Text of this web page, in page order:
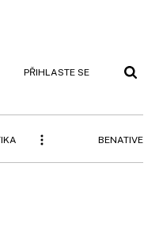
PŘIHLASTE SE
BENATIVE